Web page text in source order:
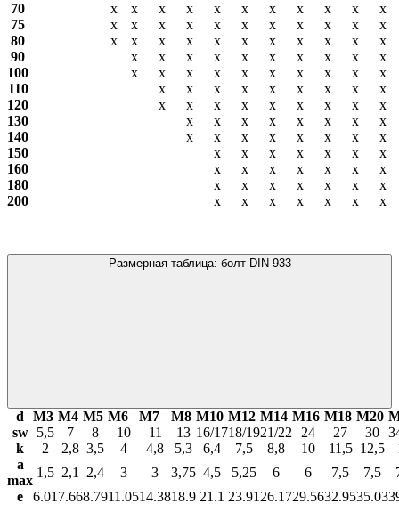
70
х х х х х х х х х х
х
75
х х х х х х х х х х
х
80
х х х х х х х х х х
х
90
х х х х х х х х х
х
100
х х х х х х х х х
х
110
х х х х х х х х
х
120
х х х х х х х х
х
130
х х х х х х х
х
140
х х х х х х х
х
150
х х х х х х
х
160
х х х х х х
х
180
х х х х х х
х
200
х х х х х х х
Размерная таблица: болт DIN 933
d М3 М4 М5 М6 М7 М8 М10 М12 М14 М16 М18 М20
sw
5,5 7 8 10 11 13 16/1718/1921/22 24 27 30
k
2 2,8 3,5 4 4,8 5,3 6,4 7,5 8,8 10 11,5 12,5
a
max
1,5 2,1 2,4 3 3 3,75 4,5 5,25 6 6 7,5 7,5
e
6.01 7.668.7911.0514.3818.9 21.1 23.91 26.1729.5632.9535.03